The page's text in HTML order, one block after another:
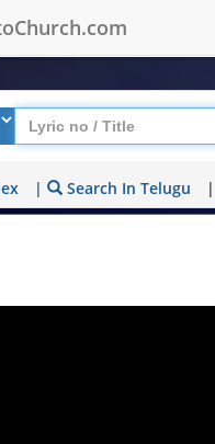
| Search In Telugu |